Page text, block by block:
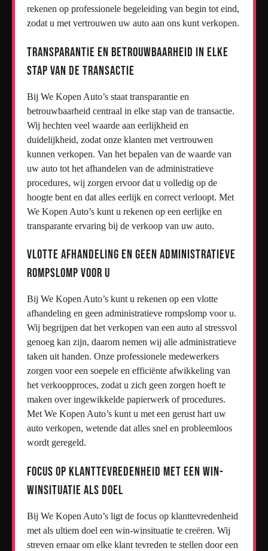
rekenen op professionele begeleiding van begin tot eind,
zodat u met vertrouwen uw auto aan ons kunt verkopen.
Transparantie en betrouwbaarheid in elke
stap van de transactie
Bij We Kopen Auto’s staat transparantie en
betrouwbaarheid centraal in elke stap van de transactie.
Wij hechten veel waarde aan eerlijkheid en
duidelijkheid, zodat onze klanten met vertrouwen
kunnen verkopen. Van het bepalen van de waarde van
uw auto tot het afhandelen van de administratieve
procedures, wij zorgen ervoor dat u volledig op de
hoogte bent en dat alles eerlijk en correct verloopt. Met
We Kopen Auto’s kunt u rekenen op een eerlijke en
transparante ervaring bij de verkoop van uw auto.
Vlotte afhandeling en geen administratieve
rompslomp voor u
Bij We Kopen Auto’s kunt u rekenen op een vlotte
afhandeling en geen administratieve rompslomp voor u.
Wij begrijpen dat het verkopen van een auto al stressvol
genoeg kan zijn, daarom nemen wij alle administratieve
taken uit handen. Onze professionele medewerkers
zorgen voor een soepele en efficiënte afwikkeling van
het verkoopproces, zodat u zich geen zorgen hoeft te
maken over ingewikkelde papierwerk of procedures.
Met We Kopen Auto’s kunt u met een gerust hart uw
auto verkopen, wetende dat alles snel en probleemloos
wordt geregeld.
Focus op klanttevredenheid met een win-
winsituatie als doel
Bij We Kopen Auto’s ligt de focus op klanttevredenheid
met als ultiem doel een win-winsituatie te creëren. Wij
streven ernaar om elke klant tevreden te stellen door een